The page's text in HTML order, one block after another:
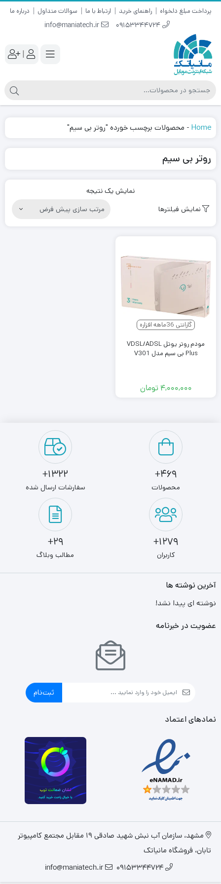
پرداخت مبلغ دلخواه راهنمای خرید ارتباط با ما سوالات متداول درباره ما
09153344724
info@maniatech.ir
|
Home
- محصولات برچسب خورده "روتر بی سیم"
روتر بی سیم
نمایش یک نتیجه
نمایش فیلترها
گارانتی 36ماهه افزاره
مودم روتر یوتل VDSL/ADSL
Plus بی سیم مدل V301
۴,۰۰۰,۰۰۰ تومان
469+
محصولات
1322+
سفارشات ارسال شده
1279+
کاربران
29+
مطالب وبلاگ
آخرین نوشته ها
نوشته ای پیدا نشد!
عضویت در خبرنامه
ثبت‌نام
نمادهای اعتماد
مشهد، سازمان آب نبش شهید صادقی 19 مقابل مجتمع کامپیوتر
تابان، فروشگاه مانیاتک
09153344724
info@maniatech.ir